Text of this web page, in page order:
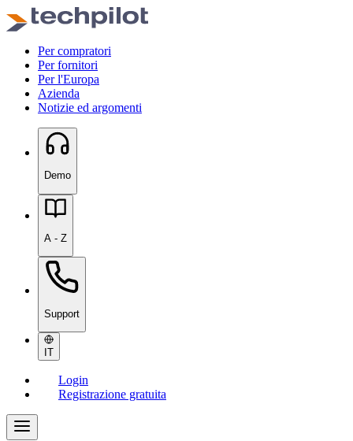
Per compratori
Per fornitori
Per l'Europa
Azienda
Notizie ed argomenti
Demo
A - Z
Support
IT
Login
Registrazione gratuita